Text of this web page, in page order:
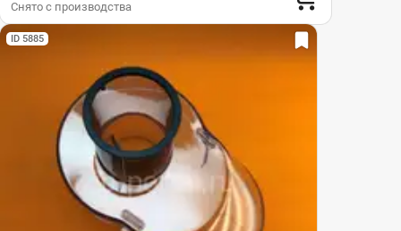
Снято с производства
ID 5885